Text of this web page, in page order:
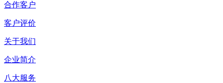
合作客户
客户评价
关于我们
企业简介
八大服务